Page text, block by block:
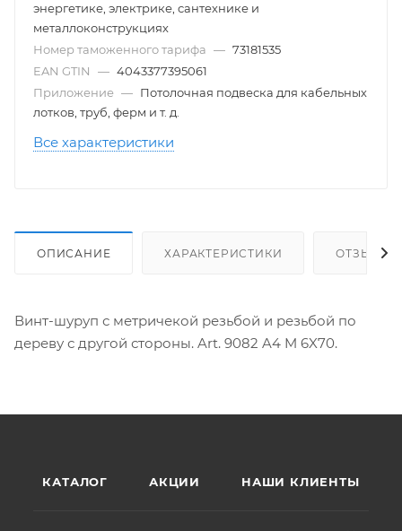
энергетике, электрике, сантехнике и
металлоконструкциях
Номер таможенного тарифа — 73181535
EAN GTIN
— 4043377395061
Приложение — Потолочная подвеска для кабельных
лотков, труб, ферм и т. д.
Все характеристики
ОПИСАНИЕ ХАРАКТЕРИСТИКИ ОТЗЫВЫ
Винт-шуруп с метричекой резьбой и резьбой по
дереву с другой стороны. Art. 9082 A4 M 6X70.
КАТАЛОГ АКЦИИ НАШИ КЛИЕНТЫ